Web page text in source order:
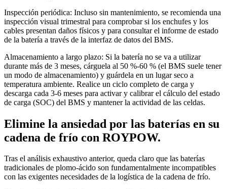
Inspección periódica: Incluso sin mantenimiento, se recomienda una
inspección visual trimestral para comprobar si los enchufes y los
cables presentan daños físicos y para consultar el informe de estado
de la batería a través de la interfaz de datos del BMS.
Almacenamiento a largo plazo: Si la batería no se va a utilizar
durante más de 3 meses, cárguela al 50 %-60 % (el BMS suele tener
un modo de almacenamiento) y guárdela en un lugar seco a
temperatura ambiente. Realice un ciclo completo de carga y
descarga cada 3-6 meses para activar y calibrar el cálculo del estado
de carga (SOC) del BMS y mantener la actividad de las celdas.
Elimine la ansiedad por las baterías en su
cadena de frío con ROYPOW.
Tras el análisis exhaustivo anterior, queda claro que las baterías
tradicionales de plomo-ácido son fundamentalmente incompatibles
con las exigentes necesidades de la logística de la cadena de frío.